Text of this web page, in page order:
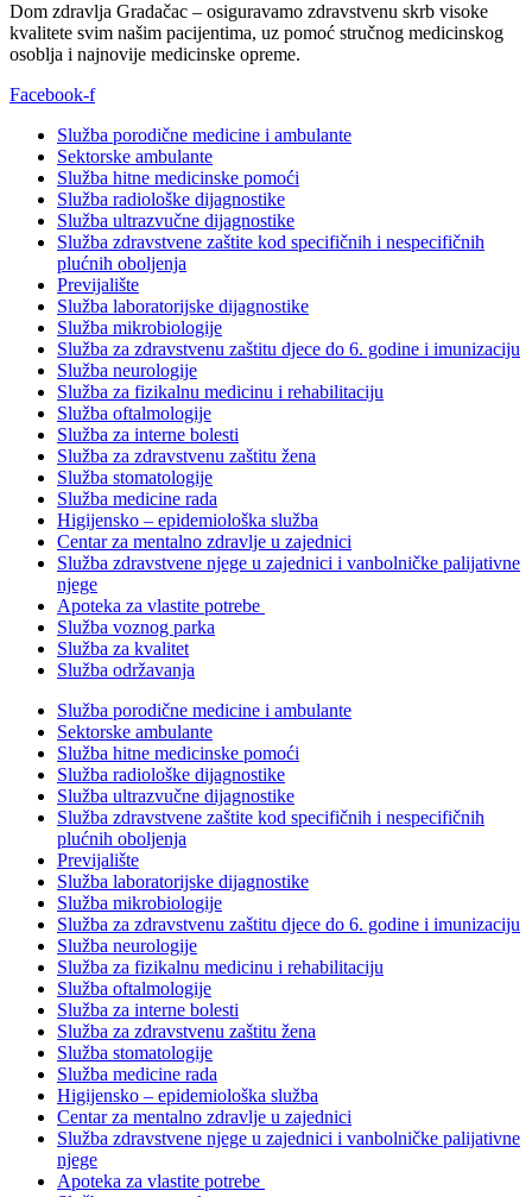
Dom zdravlja Gradačac – osiguravamo zdravstvenu skrb visoke
kvalitete svim našim pacijentima, uz pomoć stručnog medicinskog
osoblja i najnovije medicinske opreme.
Facebook-f
Služba porodične medicine i ambulante
Sektorske ambulante
Služba hitne medicinske pomoći
Služba radiološke dijagnostike
Služba ultrazvučne dijagnostike
Služba zdravstvene zaštite kod specifičnih i nespecifičnih
plućnih oboljenja
Previjalište
Služba laboratorijske dijagnostike
Služba mikrobiologije
Služba za zdravstvenu zaštitu djece do 6. godine i imunizaciju
Služba neurologije
Služba za fizikalnu medicinu i rehabilitaciju
Služba oftalmologije
Služba za interne bolesti
Služba za zdravstvenu zaštitu žena
Služba stomatologije
Služba medicine rada
Higijensko – epidemiološka služba
Centar za mentalno zdravlje u zajednici
Služba zdravstvene njege u zajednici i vanbolničke palijativne
njege
Apoteka za vlastite potrebe
Služba voznog parka
Služba za kvalitet
Služba održavanja
Služba porodične medicine i ambulante
Sektorske ambulante
Služba hitne medicinske pomoći
Služba radiološke dijagnostike
Služba ultrazvučne dijagnostike
Služba zdravstvene zaštite kod specifičnih i nespecifičnih
plućnih oboljenja
Previjalište
Služba laboratorijske dijagnostike
Služba mikrobiologije
Služba za zdravstvenu zaštitu djece do 6. godine i imunizaciju
Služba neurologije
Služba za fizikalnu medicinu i rehabilitaciju
Služba oftalmologije
Služba za interne bolesti
Služba za zdravstvenu zaštitu žena
Služba stomatologije
Služba medicine rada
Higijensko – epidemiološka služba
Centar za mentalno zdravlje u zajednici
Služba zdravstvene njege u zajednici i vanbolničke palijativne
njege
Apoteka za vlastite potrebe